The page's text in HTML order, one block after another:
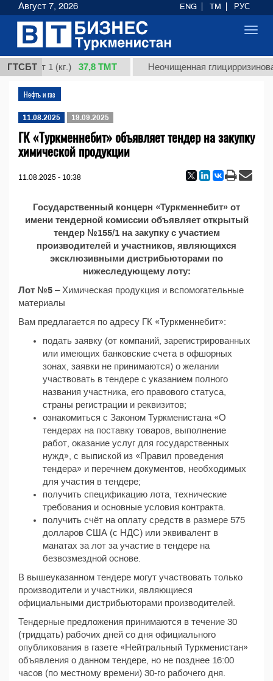
ГТСБТ
сорт 1 (кг.) 37,8 ТМТ Неочищенная
Нефть и газ
11.08.2025 19.09.2025
ГК «Туркменнебит» объявляет тендер на закупку
химической продукции
11.08.2025 - 10:38
Государственный концерн «Туркменнебит» от
имени тендерной комиссии объявляет открытый
тендер №155/1 на закупку с участием
производителей и участников, являющихся
эксклюзивными дистрибьюторами по
нижеследующему лоту:
Лот №5 – Химическая продукция и вспомогательные
материалы
Вам предлагается по адресу ГК «Туркменнебит»:
подать заявку (от компаний, зарегистрированных
или имеющих банковские счета в офшорных
зонах, заявки не принимаются) о желании
участвовать в тендере с указанием полного
названия участника, его правового статуса,
страны регистрации и реквизитов;
ознакомиться с Законом Туркменистана «О
тендерах на поставку товаров, выполнение
работ, оказание услуг для государственных
нужд», с выпиской из «Правил проведения
тендера» и перечнем документов, необходимых
для участия в тендере;
получить спецификацию лота, технические
требования и основные условия контракта.
получить счёт на оплату средств в размере 575
долларов США (с НДС) или эквивалент в
манатах за лот за участие в тендере на
безвозмездной основе.
В вышеуказанном тендере могут участвовать только
производители и участники, являющиеся
официальными дистрибьюторами производителей.
Тендерные предложения принимаются в течение 30
(тридцать) рабочих дней со дня официального
опубликования в газете «Нейтральный Туркменистан»
объявления о данном тендере, но не позднее 16:00
часов (по местному времени) 30-го рабочего дня.
Август 7, 2026 ENG TM РУС